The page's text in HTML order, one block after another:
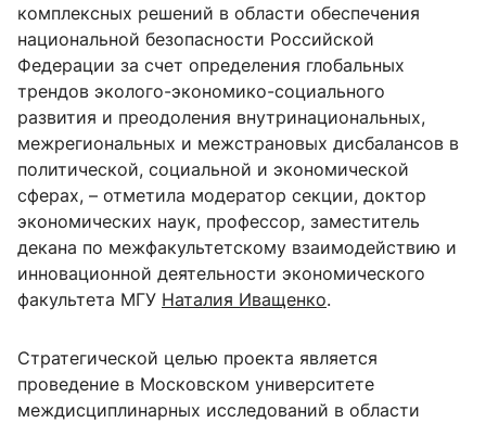
комплексных решений в области обеспечения
национальной безопасности Российской
Федерации за счет определения глобальных
трендов эколого-экономико-социального
развития и преодоления внутринациональных,
межрегиональных и межстрановых дисбалансов в
политической, социальной и экономической
сферах, – отметила модератор секции, доктор
экономических наук, профессор, заместитель
декана по межфакультетскому взаимодействию и
инновационной деятельности экономического
факультета МГУ Наталия Иващенко.
Стратегической целью проекта является
проведение в Московском университете
междисциплинарных исследований в области